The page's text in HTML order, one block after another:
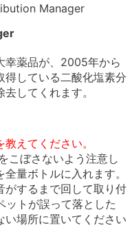
Manager
幸薬品が、2005年から
得している二酸化塩素分
してくれます。
えてください。
こぼさないよう注意し
量ボトルに入れます。
がするまで回して取り付
ットが誤って落とした
い場所に置いてください